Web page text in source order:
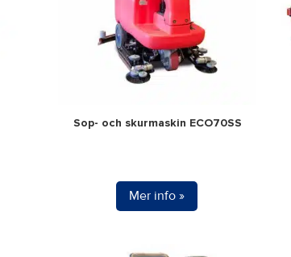
Sop- och skurmaskin ECO70SS
Mer info »